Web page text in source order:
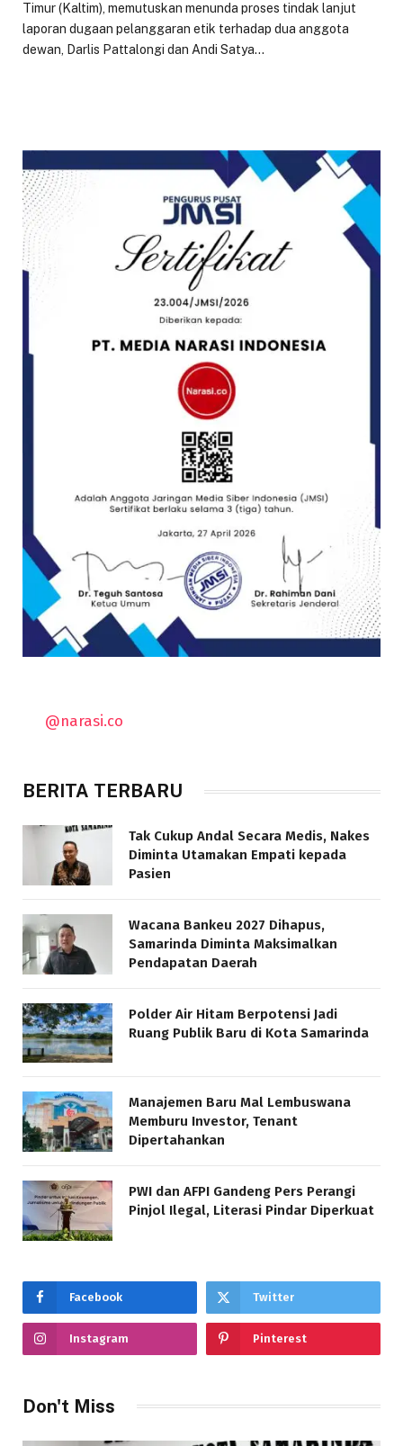
Timur (Kaltim), memutuskan menunda proses tindak lanjut
laporan dugaan pelanggaran etik terhadap dua anggota
dewan, Darlis Pattalongi dan Andi Satya…
@narasi.co
BERITA TERBARU
Tak Cukup Andal Secara Medis, Nakes
Diminta Utamakan Empati kepada
Pasien
Wacana Bankeu 2027 Dihapus,
Samarinda Diminta Maksimalkan
Pendapatan Daerah
Polder Air Hitam Berpotensi Jadi
Ruang Publik Baru di Kota Samarinda
Manajemen Baru Mal Lembuswana
Memburu Investor, Tenant
Dipertahankan
PWI dan AFPI Gandeng Pers Perangi
Pinjol Ilegal, Literasi Pindar Diperkuat
Facebook Twitter
Instagram Pinterest
Don't Miss